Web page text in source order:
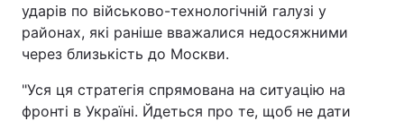
ударів по військово-технологічній галузі у
районах, які раніше вважалися недосяжними
через близькість до Москви.
"Уся ця стратегія спрямована на ситуацію на
фронті в Україні. Йдеться про те, щоб не дати